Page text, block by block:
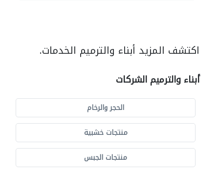
اكتشف المزيد أبناء والترميم الخدمات.
أبناء والترميم الشركات
الحجر والرخام
منتجات خشبية
منتجات الجبس